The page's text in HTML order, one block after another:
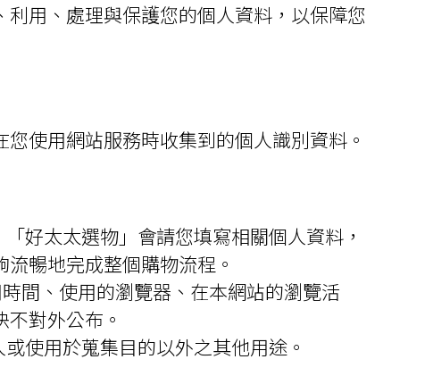
用、處理與保護您的個人資料，以保障您
使用網站服務時收集到的個人識別資料。
好太太選物」會請您填寫相關個人資料，
暢地完成整個購物流程。
間、使用的瀏覽器、在本網站的瀏覽活
對外公布。
使用於蒐集目的以外之其他用途。